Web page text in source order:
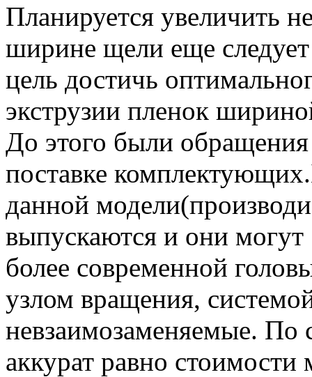
Планируется увеличить
ширине щели еще следует
цель достичь
экструзии пленок
До этого были
поставке
данной
выпускаются и они
более современной
узлом вращения,
невзаимозаменяемые. По
аккурат равно стоимости